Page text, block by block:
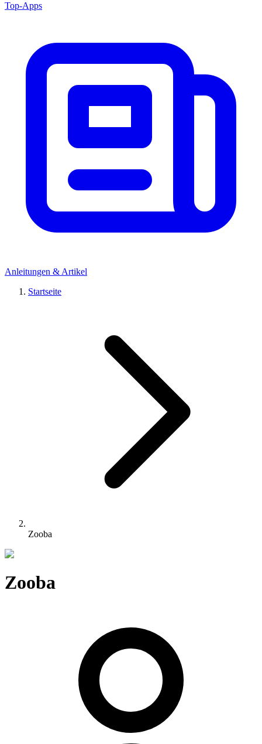
Top-Apps
Anleitungen & Artikel
Startseite
Zooba
Zooba